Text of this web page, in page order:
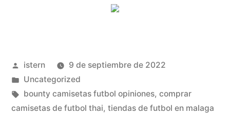
Publicado
por
istern
9 de septiembre de 2022
Publicado
en
Uncategorized
Etiquetas:
bounty camisetas futbol opiniones, comprar
camisetas de futbol thai, tiendas de futbol en malaga